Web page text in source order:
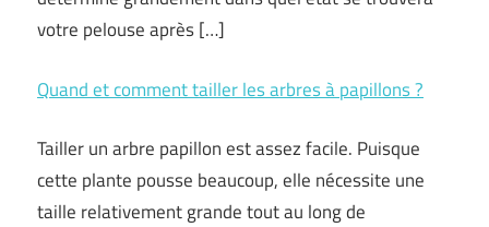
votre pelouse après […]
Quand et comment tailler les arbres à papillons ?
Tailler un arbre papillon est assez facile. Puisque
cette plante pousse beaucoup, elle nécessite une
taille relativement grande tout au long de